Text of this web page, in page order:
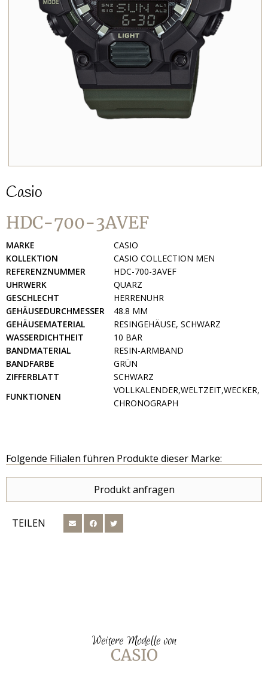
Casio
HDC-700-3AVEF
MARKE
CASIO
KOLLEKTION
CASIO COLLECTION MEN
REFERENZNUMMER
HDC-700-3AVEF
UHRWERK
QUARZ
GESCHLECHT
HERRENUHR
GEHÄUSEDURCHMESSER
48.8 MM
GEHÄUSEMATERIAL
RESINGEHÄUSE, SCHWARZ
WASSERDICHTHEIT
10 BAR
BANDMATERIAL
RESIN-ARMBAND
BANDFARBE
GRÜN
ZIFFERBLATT
SCHWARZ
FUNKTIONEN
VOLLKALENDER,WELTZEIT,WECKER,
CHRONOGRAPH
Folgende Filialen führen Produkte dieser Marke:
Produkt anfragen
TEILEN
Weitere Modelle von
CASIO